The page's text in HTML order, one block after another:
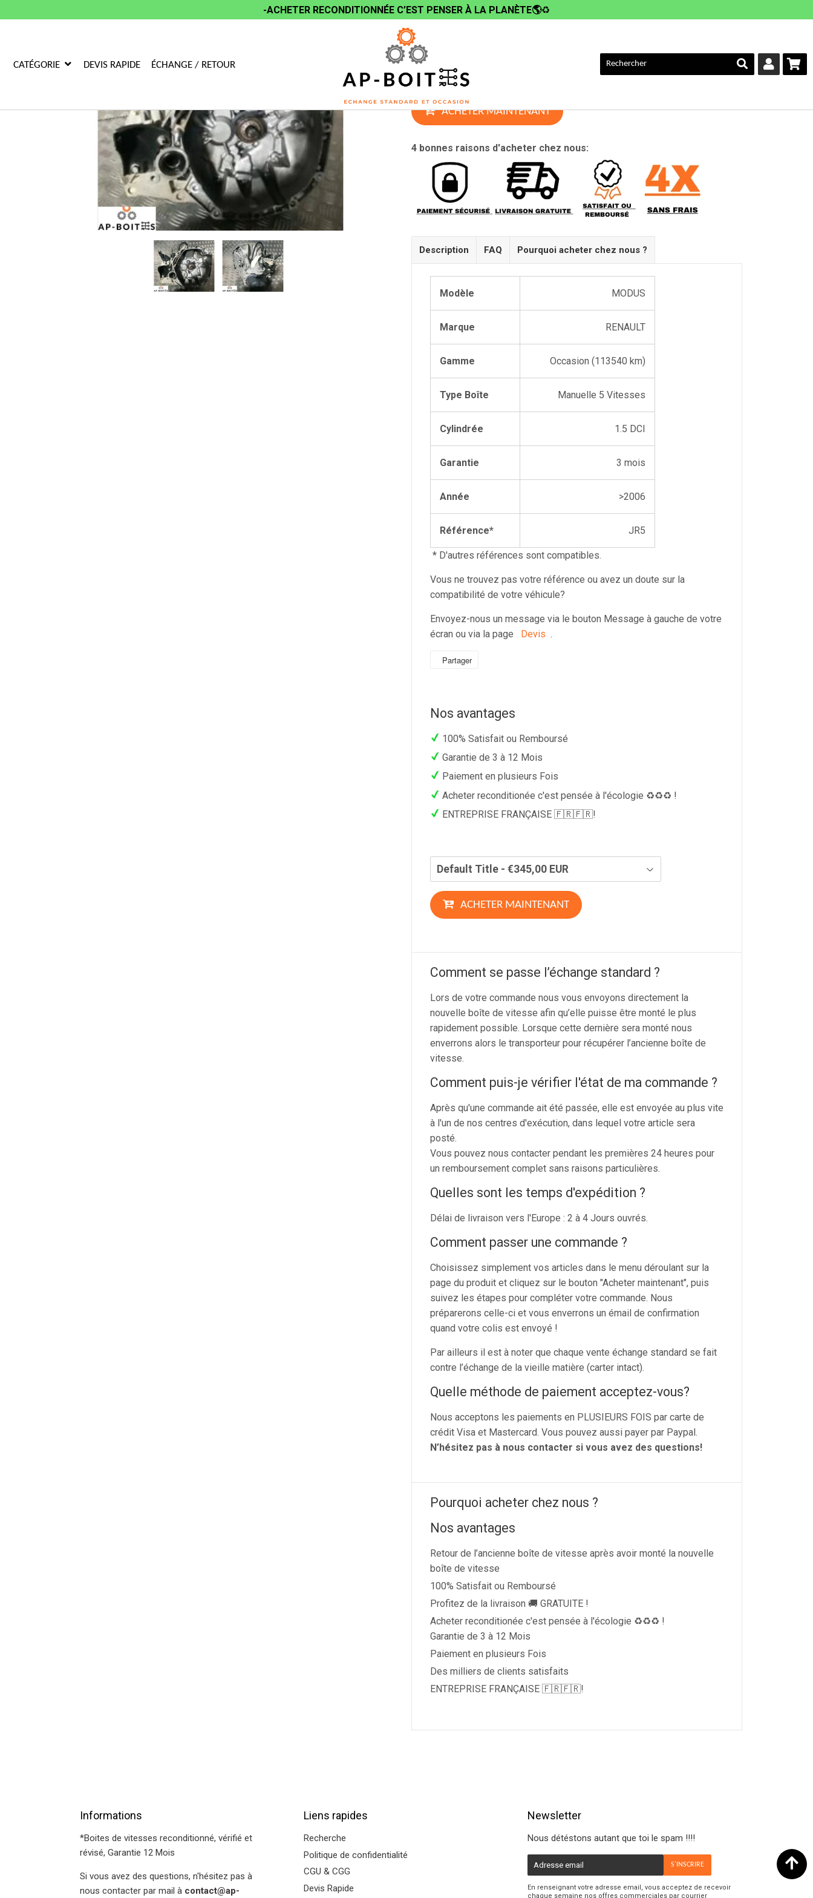
-ACHETER RECONDITIONNÉE C’EST PENSER À LA PLANÈTE🌎♻️
CATÉGORIE DEVIS RAPIDE ÉCHANGE / RETOUR
Boite de Vitesses RENAULT MODUS 1.5 DCI | 5 Vitesses
Renault
€34500
ACHETER MAINTENANT
4 bonnes raisons d'acheter chez nous:
Description FAQ Pourquoi acheter chez nous ?
Modèle MODUS
Marque RENAULT
Gamme Occasion (113540 km)
Type Boîte Manuelle 5 Vitesses
Cylindrée 1.5 DCI
Garantie 3 mois
Année >2006
Référence* JR5
* D'autres références sont compatibles.
Vous ne trouvez pas votre référence ou avez un doute sur la
compatibilité de votre véhicule?
Envoyez-nous un message via le bouton Message à gauche de votre
écran ou via la page
Devis .
Partager
Nos avantages
100% Satisfait ou Remboursé
Garantie de 3 à 12 Mois
Paiement en plusieurs Fois
Acheter reconditionée c'est pensée à l'écologie ♻️♻️♻️ !
ENTREPRISE FRANÇAISE 🇫🇷🇫🇷!
ACHETER MAINTENANT
Comment se passe l’échange standard ?
Lors de votre commande nous vous envoyons directement la
nouvelle boîte de vitesse afin qu’elle puisse être monté le plus
rapidement possible. Lorsque cette dernière sera monté nous
enverrons alors le transporteur pour récupérer l’ancienne boîte de
vitesse.
Comment puis-je vérifier l'état de ma commande ?
Après qu'une commande ait été passée, elle est envoyée au plus vite
à l'un de nos centres d'exécution, dans lequel votre article sera
posté.
Vous pouvez nous contacter pendant les premières 24 heures pour
un remboursement complet sans raisons particulières.
Quelles sont les temps d'expédition ?
Délai de livraison vers l'Europe : 2 à 4 Jours ouvrés.
Comment passer une commande ?
Choisissez simplement vos articles dans le menu déroulant sur la
page du produit et cliquez sur le bouton "Acheter maintenant", puis
suivez les étapes pour compléter votre commande. Nous
préparerons celle-ci et vous enverrons un émail de confirmation
quand votre colis est envoyé !
Par ailleurs il est à noter que chaque vente échange standard se fait
contre l’échange de la vieille matière (carter intact).
Quelle méthode de paiement acceptez-vous?
Nous acceptons les paiements en PLUSIEURS FOIS par carte de
crédit Visa et Mastercard. Vous pouvez aussi payer par Paypal.
N’hésitez pas à nous contacter si vous avez des questions!
Pourquoi acheter chez nous ?
Nos avantages
Retour de l’ancienne boîte de vitesse après avoir monté la nouvelle
boîte de vitesse
100% Satisfait ou Remboursé
Profitez de la livraison 🚚 GRATUITE !
Acheter reconditionée c'est pensée à l'écologie ♻️♻️♻️ !
Garantie de 3 à 12 Mois
Paiement en plusieurs Fois
Des milliers de clients satisfaits
ENTREPRISE FRANÇAISE 🇫🇷🇫🇷!
Informations
*Boites de vitesses reconditionné, vérifié et
révisé, Garantie 12 Mois
Si vous avez des questions, n'hésitez pas à
nous contacter par mail à contact@ap-
Liens rapides
Recherche
Politique de confidentialité
CGU & CGG
Devis Rapide
Newsletter
Nous détéstons autant que toi le spam !!!!
E-
mail
S'INSCRIRE
En renseignant votre adresse email, vous acceptez de recevoir
chaque semaine nos offres commerciales par courrier